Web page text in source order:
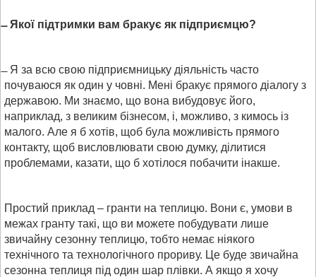
Якої підтримки вам бракує як підприємцю?
Я за всю свою підприємницьку діяльність часто
почуваюся як один у човні. Мені бракує прямого діалогу з
державою. Ми знаємо, що вона вибудовує його,
наприклад, з великим бізнесом, і, можливо, з кимось із
малого. Але я б хотів, щоб була можливість прямого
контакту, щоб висловлювати свою думку, ділитися
проблемами, казати, що б хотілося побачити інакше.
Простий приклад – гранти на теплицю. Вони є, умови в
межах гранту такі, що ви можете побудувати лише
звичайну сезонну теплицю, тобто немає ніякого
технічного та технологічного прориву. Це буде звичайна
сезонна теплиця під один шар плівки. А якщо я хочу